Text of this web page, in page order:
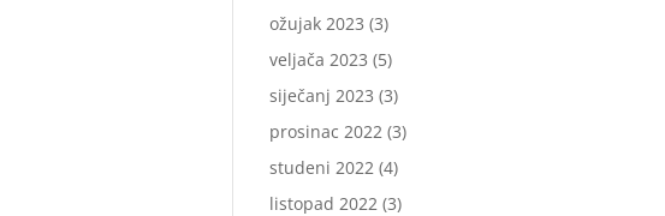
ožujak 2023 (3)
veljača 2023 (5)
siječanj 2023 (3)
prosinac 2022 (3)
studeni 2022 (4)
listopad 2022 (3)